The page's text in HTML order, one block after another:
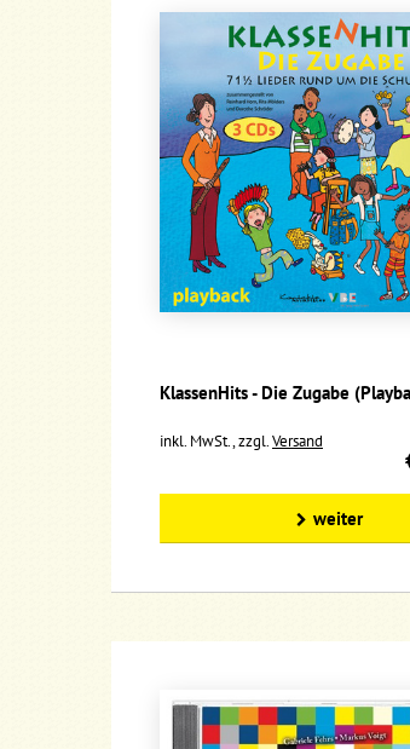
KlassenHits - Die Zugabe
inkl. MwSt., zzgl.Versand
weiter